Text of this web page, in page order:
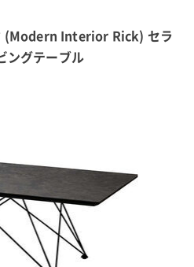
(Modern Interior Rick) セラ
ングテーブル